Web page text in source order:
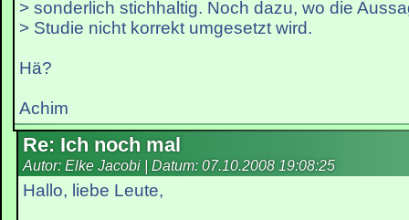
> sonderlich stichhaltig. Noch dazu, wo die
> Studie nicht korrekt umgesetzt wird.
Hä?
Achim
Re: Ich noch mal
Autor: Elke Jacobi | Datum: 07.10.2008 19:08:25
Hallo, liebe Leute,